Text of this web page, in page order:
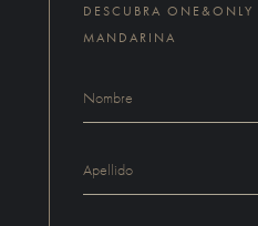
DESCUBRA ONE&ONLY
MANDARINA